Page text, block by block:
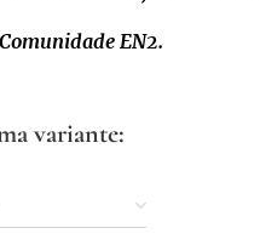
EN2.
variante: